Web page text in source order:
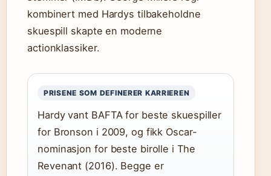
kombinert med Hardys tilbakeholdne
skuespill skapte en moderne
actionklassiker.
PRISENE SOM DEFINERER KARRIEREN
Hardy vant BAFTA for beste skuespiller
for Bronson i 2009, og fikk Oscar-
nominasjon for beste birolle i The
Revenant (2016). Begge er